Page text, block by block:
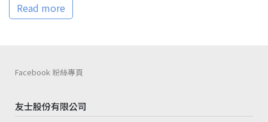
Read more
友士股份有限公司
Facebook 粉絲專頁